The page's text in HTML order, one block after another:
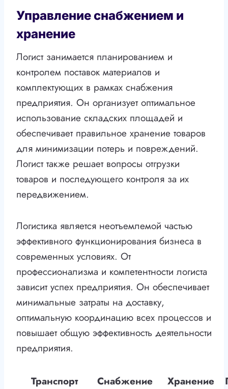
Управление снабжением и
хранение
Логист занимается планированием и
контролем поставок материалов и
комплектующих в рамках снабжения
предприятия. Он организует оптимальное
использование складских площадей и
обеспечивает правильное хранение товаров
для минимизации потерь и повреждений.
Логист также решает вопросы отгрузки
товаров и последующего контроля за их
передвижением.
Логистика является неотъемлемой частью
эффективного функционирования бизнеса в
современных условиях. От
профессионализма и компетентности логиста
зависит успех предприятия. Он обеспечивает
минимальные затраты на доставку,
оптимальную координацию всех процессов и
повышает общую эффективность деятельности
предприятия.
Транспорт Снабжение Хранение